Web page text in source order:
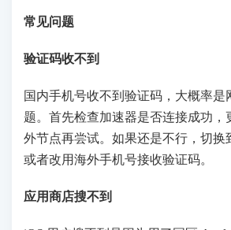
常见问题
验证码收不到
国内手机号收不到验证码，大概率是
题。首先检查加速器是否连接成功，
外节点再尝试。如果还是不行，切换
或者改用海外手机号接收验证码。
应用商店搜不到